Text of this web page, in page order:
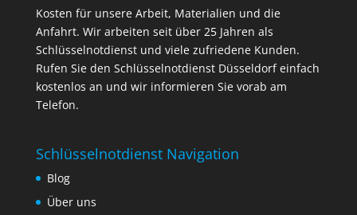
Kosten für unsere Arbeit, Materialien und die
Anfahrt. Wir arbeiten seit über 25 Jahren als
Schlüsselnotdienst und viele zufriedene Kunden.
Rufen Sie den Schlüsselnotdienst Düsseldorf einfach
kostenlos an und wir informieren Sie vorab am
Telefon.
Schlüsselnotdienst Navigation
Blog
Über uns